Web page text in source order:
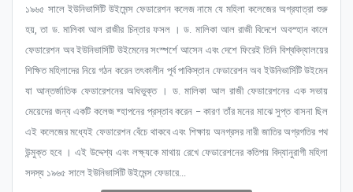
১৯৬৫ সালে ইউনিভার্সিটি উইমেন্স ফেডারেশন কলেজ নামে যে মহিলা কলেজের অগ্রযাত্রা শুরু
হয়, তা ড. মালিকা আল রাজীর চিন্তার ফসল । ড. মালিকা আল রাজী বিদেশে অবস্হান কালে
ফেডারেশন অব ইউনিভার্সিটি উইমেনের সংস্পর্শে আসেন এবং দেশে ফিরেই তিনি বিশ্ববিদ্যালয়ের
শিক্ষিত মহিলাদের নিয়ে গঠন করেন তৎকালীন পূর্ব পাকিস্তান ফেডারেশন অব ইউনিভার্সিটি উইমেন
যা আন্তর্জাতিক ফেডারেশনের অধিভুক্ত । ড. মালিকা আল রাজী ফেডারেশনের এক সভায়
মেয়েদের জন্য একটি কলেজ ষ্হাপনের প্রস্তাব করেন – কারণ তাঁর মনের মাঝে সুপ্ত বাসনা ছিল
এই কলেজের মধ্যেই ফেডারেশন বেঁচে থাকবে এবং শিক্ষায় অনগ্রসর নারী জাতির অগ্রগতির পথ
উন্মুক্ত হবে । এই উদ্দেশ্য এবং লক্ষ্যকে মাথায় রেখে ফেডারেশনের কতিপয় বিদ্যানুরাগী মহিলা
সদস্য ১৯৬৫ সালে ইউনিভার্সিটি উইমেন্স ফেডারে...